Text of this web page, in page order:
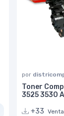
por
Toner
3525 3530
+33